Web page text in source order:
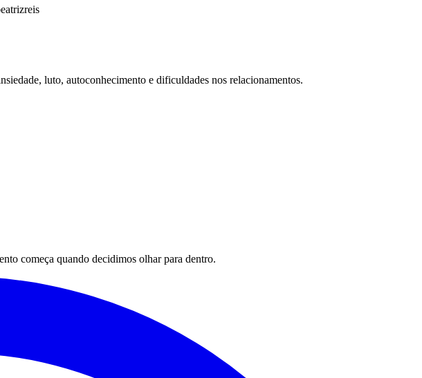
luto, autoconhecimento e dificuldades nos relacionamentos.
começa quando decidimos olhar para dentro.